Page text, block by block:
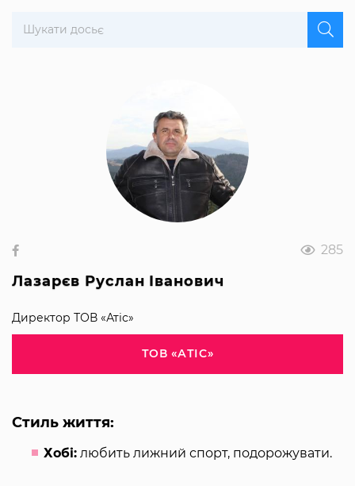
285
Лазарєв Руслан Іванович
Директор ТОВ «Атіс»
ТОВ «АТІС»
Стиль життя:
Хобі: любить лижний спорт, подорожувати.